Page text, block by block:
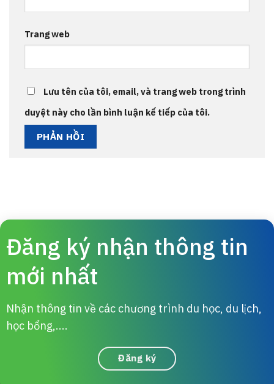
Trang web
Lưu tên của tôi, email, và trang web trong trình
duyệt này cho lần bình luận kế tiếp của tôi.
Đăng ký nhận thông tin
mới nhất
Nhận thông tin về các chương trình du học, du lịch,
học bổng,....
Đăng ký